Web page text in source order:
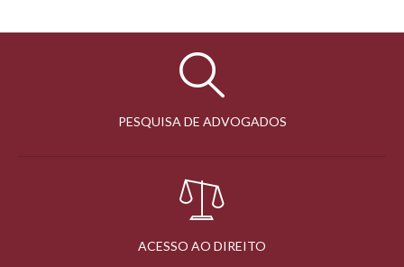
PESQUISA DE ADVOGADOS
ACESSO AO DIREITO